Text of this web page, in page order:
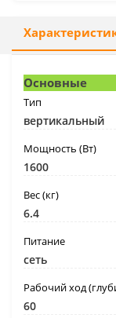
Основные
Тип
вертикальный
Мощность (Вт)
1600
Вес (кг)
6.4
Питание
сеть
Рабочий ход
60